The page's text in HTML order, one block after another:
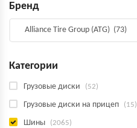
Бренд
Категории
Грузовые диски (52)
Грузовые диски на прицеп (15)
Шины (2065)